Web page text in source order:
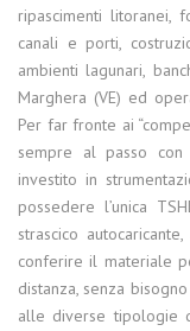
ripascimenti litoranei,
canali e porti,
ambienti lagunari,
Marghera (VE) ed
Per far fronte ai
sempre al passo
investito in
possedere l’unica
strascico
conferire il materiale
distanza, senza
alle diverse tipologie